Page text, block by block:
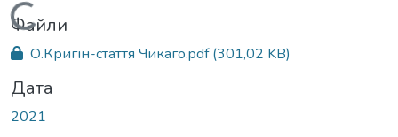
Вантажиться...
Файли
О.Кригін-стаття Чикаго.pdf(301,02 KB)
Дата
2021